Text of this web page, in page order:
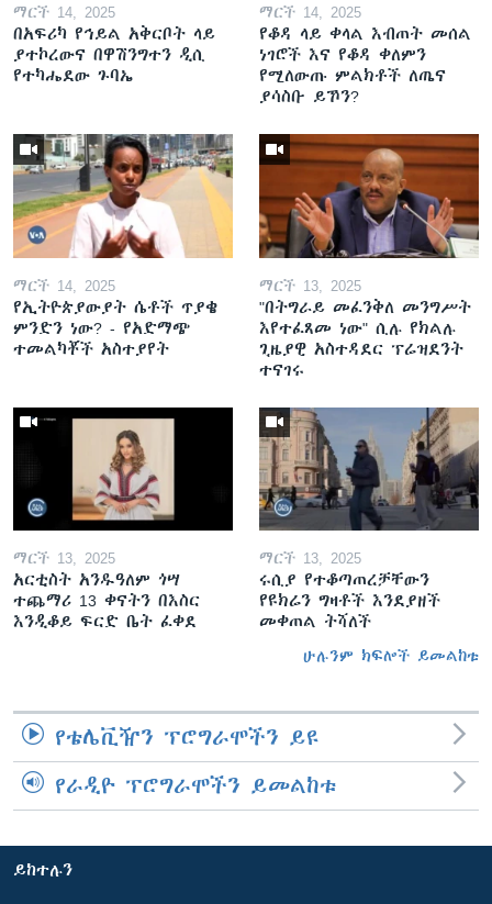
ማርች 14, 2025
በአፍሪካ የኅይል አቅርቦት ላይ
ያተኮረውና በዋሽንግተን ዲሲ
የተካሔደው ጉባኤ
ማርች 14, 2025
የቆዳ ላይ ቀላል እብጠት መሰል
ነገሮች እና የቆዳ ቀለምን
የሚለውጡ ምልክቶች ለጤና
ያሳስቡ ይኾን?
ማርች 14, 2025
የኢትዮጵያውያት ሴቶች ጥያቄ
ምንድን ነው? - የአድማጭ
ተመልካቾች አስተያየት
ማርች 13, 2025
"በትግራይ መፈንቅለ መንግሥት
እየተፈጸመ ነው" ሲሉ የክልሉ
ጊዜያዊ አስተዳደር ፕሬዝደንት
ተናገሩ
ማርች 13, 2025
አርቲስት አንዱዓለም ጎሣ
ተጨማሪ 13 ቀናትን በእስር
እንዲቆይ ፍርድ ቤት ፈቀደ
ማርች 13, 2025
ሩሲያ የተቆጣጠረቻቸውን
የዩክሬን ግዛቶች እንደያዘች
መቀጠል ትሻለች
ሁሉንም ክፍሎች ይመልከቱ
የቴሌቪዥን ፕሮግራሞችን ይዩ
የራዲዮ ፕሮግራሞችን ይመልከቱ
ይከተሉን